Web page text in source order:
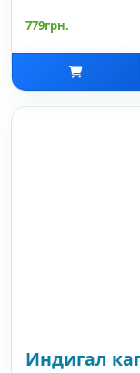
779грн.
Индигал